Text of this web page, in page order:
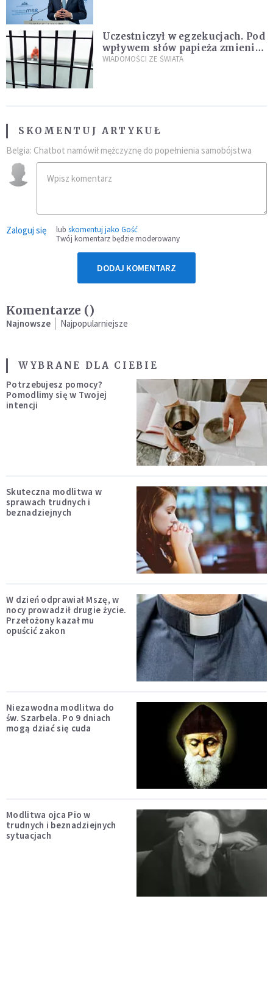
Uczestniczył w egzekucjach. Pod
wpływem słów papieża zmienił
zdanie
WIADOMOŚCI ZE ŚWIATA
SKOMENTUJ ARTYKUŁ
Belgia: Chatbot namówił mężczyznę do popełnienia samobójstwa
Zaloguj się lub skomentuj jako Gość
Twój komentarz będzie moderowany
DODAJ KOMENTARZ
Komentarze ()
Najnowsze Najpopularniejsze
WYBRANE DLA CIEBIE
Potrzebujesz pomocy?
Pomodlimy się w Twojej
intencji
Skuteczna modlitwa w
sprawach trudnych i
beznadziejnych
W dzień odprawiał Mszę, w
nocy prowadził drugie życie.
Przełożony kazał mu
opuścić zakon
Niezawodna modlitwa do
św. Szarbela. Po 9 dniach
mogą dziać się cuda
Modlitwa ojca Pio w
trudnych i beznadziejnych
sytuacjach